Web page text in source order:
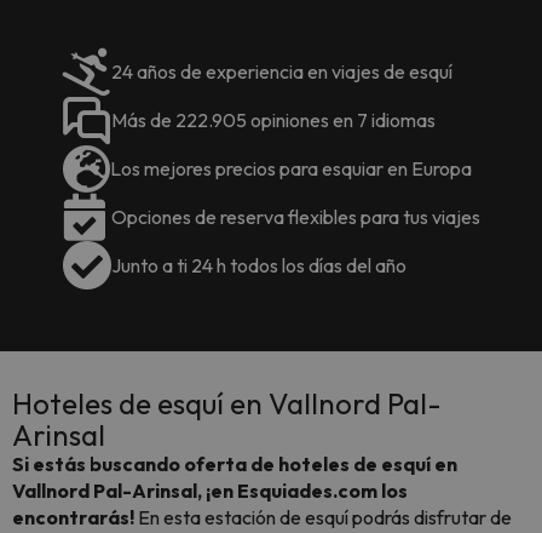
24 años de experiencia en viajes de esquí
Más de 222.905 opiniones en 7 idiomas
Los mejores precios para esquiar en Europa
Opciones de reserva flexibles para tus viajes
Junto a ti 24 h todos los días del año
Hoteles de esquí en Vallnord Pal-
Arinsal
Si estás buscando oferta de hoteles de esquí en
Vallnord Pal-Arinsal, ¡en Esquiades.com los
encontrarás! En esta estación de esquí podrás disfrutar de